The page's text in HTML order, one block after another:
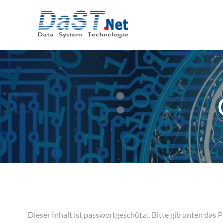
Die­ser Inhalt ist pass­wort­ge­schützt. Bit­te gib unten das